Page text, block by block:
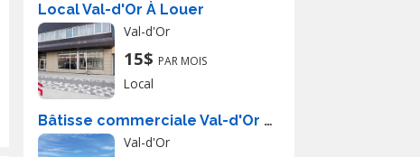
Local Val-d'Or À Louer
Val-d'Or
15$ PAR MOIS
Local
Bâtisse commerciale Val-d'Or À Louer
Val-d'Or